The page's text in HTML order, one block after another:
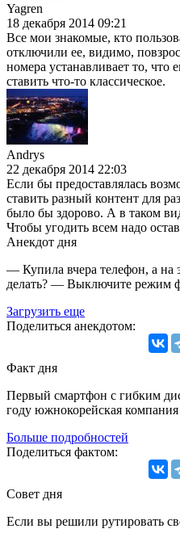
Yagren
18 декабря 2014 09:21
Все мои знакомые, кто
отключили ее, видимо,
номера устанавливает то, что
ставить что-то классическое.
Andrys
22 декабря 2014 22:03
Если бы предоставлялась
ставить разный контент для
было бы здорово. А в таком
Чтобы угодить всем надо
Анекдот дня
— Купила вчера телефон, а на
делать? — Выключите режим
Загрузить еще
Поделиться анекдотом:
Факт дня
Первый смартфон с гибким
году южнокорейская
Больше подробностей
Поделиться фактом:
Совет дня
Если вы решили рутировать